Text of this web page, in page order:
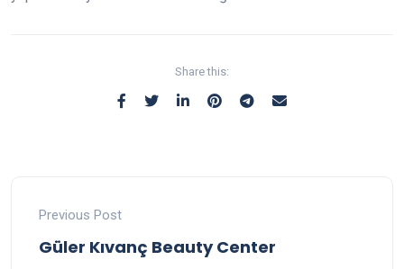
Share this:
Previous Post
Güler Kıvanç Beauty Center